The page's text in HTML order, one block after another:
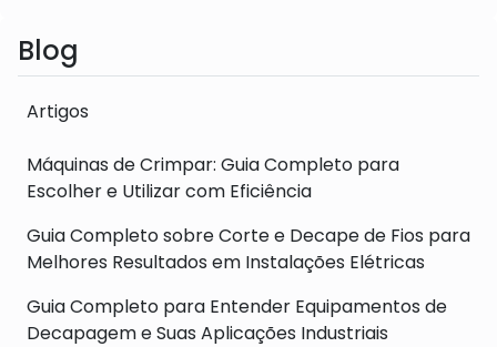
Blog
Artigos
Máquinas de Crimpar: Guia Completo para
Escolher e Utilizar com Eficiência
Guia Completo sobre Corte e Decape de Fios para
Melhores Resultados em Instalações Elétricas
Guia Completo para Entender Equipamentos de
Decapagem e Suas Aplicações Industriais